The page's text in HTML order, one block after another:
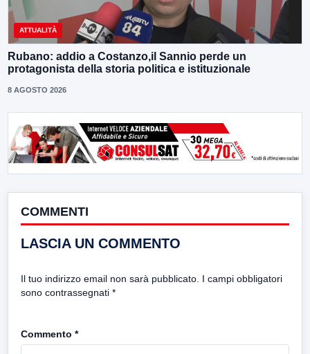
ATTUALITÀ
Rubano: addio a Costanzo,il Sannio perde un
protagonista della storia politica e istituzionale
8 AGOSTO 2026
COMMENTI
LASCIA UN COMMENTO
Il tuo indirizzo email non sarà pubblicato. I campi obbligatori
sono contrassegnati *
Commento *